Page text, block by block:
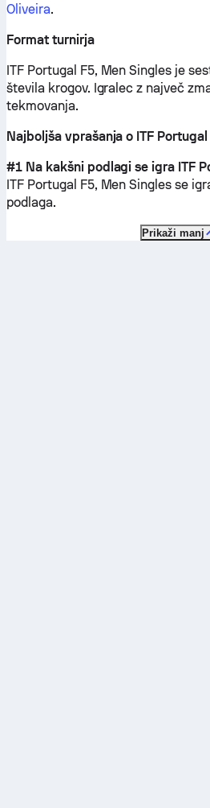
Oliveira.
Format turnirja
ITF Portugal F5, Men Singles je
števila krogov. Igralec z največ
tekmovanja.
Najboljša vprašanja o ITF
#1 Na kakšni podlagi se igra ITF
ITF Portugal F5, Men Singles se
podlaga.
Prikaži manj